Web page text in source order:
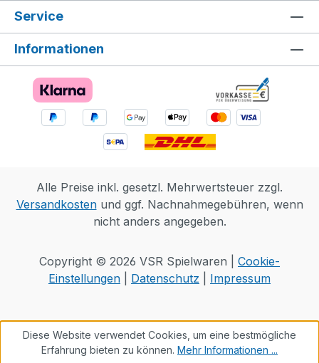
Service
Informationen
Alle Preise inkl. gesetzl. Mehrwertsteuer zzgl.
Versandkostenund ggf. Nachnahmegebühren, wenn
nicht anders angegeben.
Copyright © 2026 VSR Spielwaren | Cookie-
Einstellungen
Datenschutz Impressum
Diese Website verwendet Cookies, um eine bestmögliche
Erfahrung bieten zu können. Mehr Informationen ...